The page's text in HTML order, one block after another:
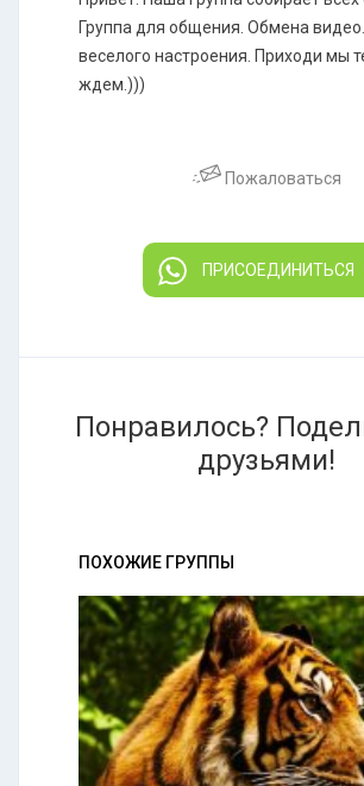
Группа для общения. Обмена
веселого настроения. Приходи мы
ждем.)))
Пожаловаться
ПРИСОЕДИНИТЬСЯ
Понравилось?
друзьями!
ПОХОЖИЕ ГРУППЫ